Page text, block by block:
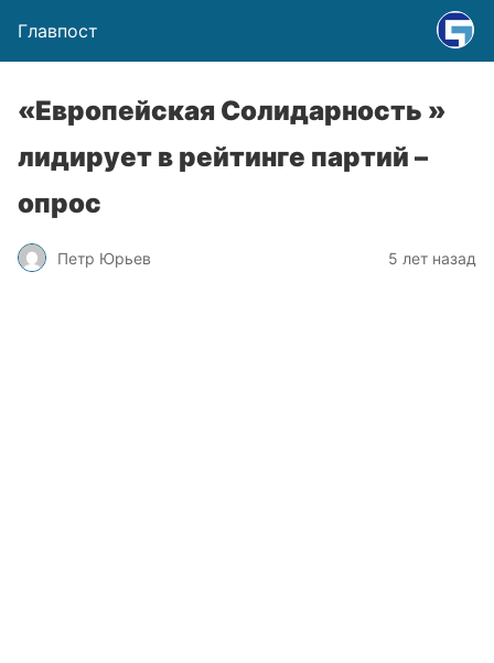
Главпост
«Европейская Солидарность »
лидирует в рейтинге партий –
опрос
Петр Юрьев 5 лет назад